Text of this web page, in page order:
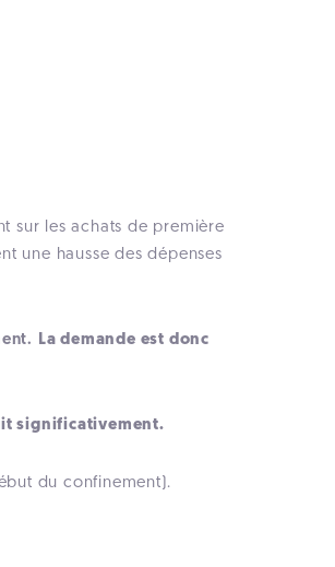
sur les achats de première
une hausse des dépenses
La demande est donc
significativement.
du confinement).